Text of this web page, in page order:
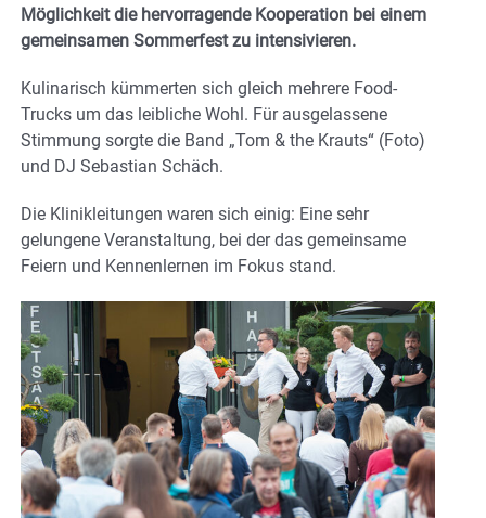
Möglichkeit die hervorragende Kooperation bei einem
gemeinsamen Sommerfest zu intensivieren.
Kulinarisch kümmerten sich gleich mehrere Food-
Trucks um das leibliche Wohl. Für ausgelassene
Stimmung sorgte die Band „Tom & the Krauts“ (Foto)
und DJ Sebastian Schäch.
Die Klinikleitungen waren sich einig: Eine sehr
gelungene Veranstaltung, bei der das gemeinsame
Feiern und Kennenlernen im Fokus stand.